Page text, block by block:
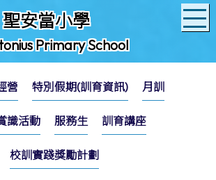
聖安當小學
Primary School
營 特別假期(訓育資訊) 月訓
識活動 服務生 訓育講座
校訓實踐獎勵計劃